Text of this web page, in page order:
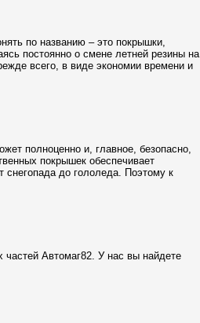
по названию – это покрышки,
постоянно о смене летней резины на
всего, в виде экономии времени и
полноценно и, главное, безопасно,
покрышек обеспечивает
до гололеда. Поэтому к
Автомаг82. У нас вы найдете